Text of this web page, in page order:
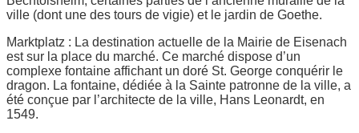
ville (dont une des tours de vigie) et le jardin de Goethe.
Marktplatz : La destination actuelle de la Mairie de Eisenach
est sur la place du marché. Ce marché dispose d’un
complexe fontaine affichant un doré St. George conquérir le
dragon. La fontaine, dédiée à la Sainte patronne de la ville, a
été conçue par l’architecte de la ville, Hans Leonardt, en
1549.